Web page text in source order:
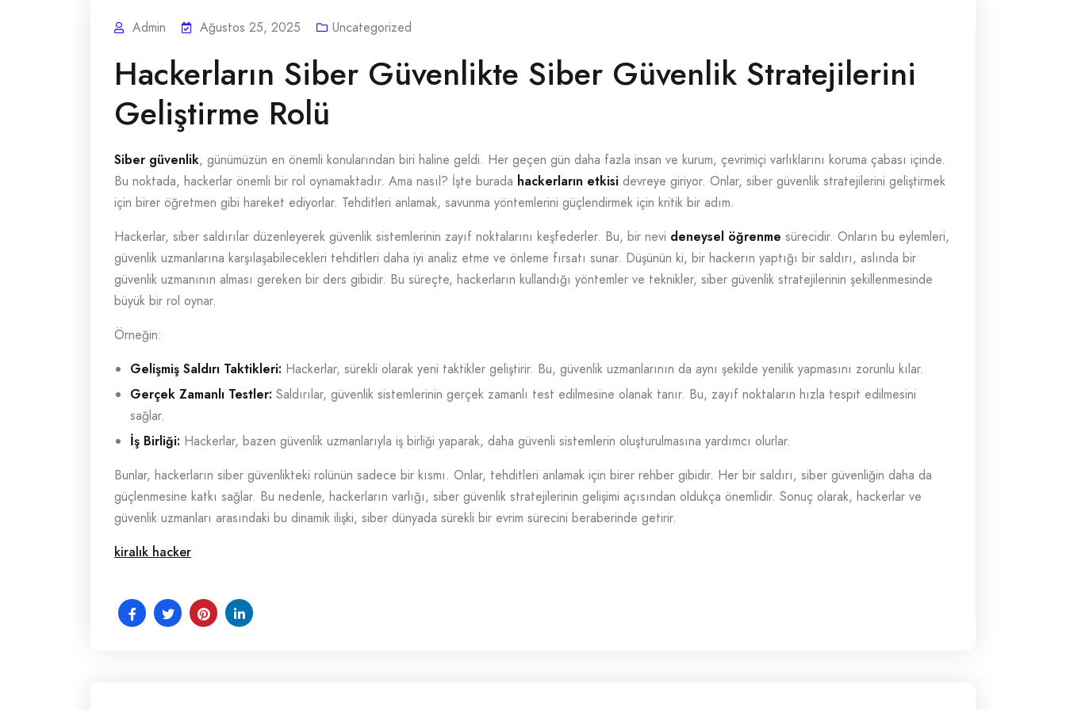
Admin Ağustos 25, 2025 Uncategorized
Hackerların Siber Güvenlikte Siber Güvenlik Stratejilerini
Geliştirme Rolü
Siber güvenlik, günümüzün en önemli konularından biri haline geldi. Her geçen gün daha fazla insan ve kurum, çevrimiçi varlıklarını koruma çabası içinde.
Bu noktada, hackerlar önemli bir rol oynamaktadır. Ama nasıl? İşte burada hackerların etkisi devreye giriyor. Onlar, siber güvenlik stratejilerini geliştirmek
için birer öğretmen gibi hareket ediyorlar. Tehditleri anlamak, savunma yöntemlerini güçlendirmek için kritik bir adım.
Hackerlar, siber saldırılar düzenleyerek güvenlik sistemlerinin zayıf noktalarını keşfederler. Bu, bir nevi deneysel öğrenme sürecidir. Onların bu eylemleri,
güvenlik uzmanlarına karşılaşabilecekleri tehditleri daha iyi analiz etme ve önleme fırsatı sunar. Düşünün ki, bir hackerın yaptığı bir saldırı, aslında bir
güvenlik uzmanının alması gereken bir ders gibidir. Bu süreçte, hackerların kullandığı yöntemler ve teknikler, siber güvenlik stratejilerinin şekillenmesinde
büyük bir rol oynar.
Örneğin:
Gelişmiş Saldırı Taktikleri: Hackerlar, sürekli olarak yeni taktikler geliştirir. Bu, güvenlik uzmanlarının da aynı şekilde yenilik yapmasını zorunlu kılar.
Gerçek Zamanlı Testler: Saldırılar, güvenlik sistemlerinin gerçek zamanlı test edilmesine olanak tanır. Bu, zayıf noktaların hızla tespit edilmesini
sağlar.
İş Birliği: Hackerlar, bazen güvenlik uzmanlarıyla iş birliği yaparak, daha güvenli sistemlerin oluşturulmasına yardımcı olurlar.
Bunlar, hackerların siber güvenlikteki rolünün sadece bir kısmı. Onlar, tehditleri anlamak için birer rehber gibidir. Her bir saldırı, siber güvenliğin daha da
güçlenmesine katkı sağlar. Bu nedenle, hackerların varlığı, siber güvenlik stratejilerinin gelişimi açısından oldukça önemlidir. Sonuç olarak, hackerlar ve
güvenlik uzmanları arasındaki bu dinamik ilişki, siber dünyada sürekli bir evrim sürecini beraberinde getirir.
kiralık hacker